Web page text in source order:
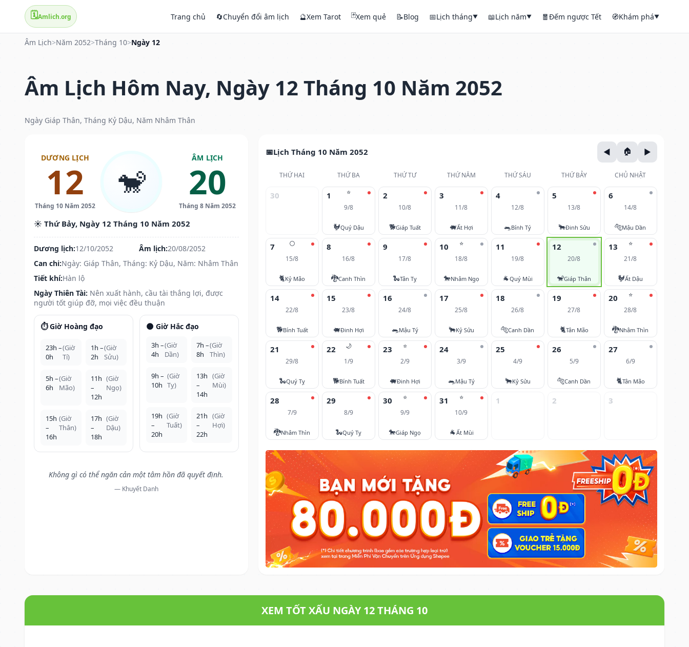
🗓️Amlich.org Trang chủ 🔄Chuyển đổi âm lịch 🔮Xem Tarot 🃏Xem quẻ 📝Blog 📅Lịch tháng▼ 📖Lịch năm▼ 🧧Đếm ngược Tết 🧭Khám phá▼
Âm Lịch>Năm 2052>Tháng 10>Ngày 12
Âm Lịch Hôm Nay, Ngày 12 Tháng 10 Năm 2052
Ngày Giáp Thân, Tháng Kỷ Dậu, Năm Nhâm Thân
DƯƠNG LỊCH
12
Tháng 10 Năm 2052
🐒
ÂM LỊCH
20
Tháng 8 Năm 2052
☀️ Thứ Bảy, Ngày 12 Tháng 10 Năm 2052
Dương lịch:12/10/2052 Âm lịch:20/08/2052
Can chi:Ngày: Giáp Thân, Tháng: Kỷ Dậu, Năm: Nhâm Thân
Tiết khí:Hàn lộ
Ngày Thiên Tài: Nên xuất hành, cầu tài thắng lợi, được
người tốt giúp đỡ, mọi việc đều thuận
⏱️ Giờ Hoàng đạo
23h –
0h
(Giờ
Tí)
1h –
2h
(Giờ
Sửu)
5h –
6h
(Giờ
Mão)
11h
–
12h
(Giờ
Ngọ)
15h
–
16h
(Giờ
Thân)
17h
–
18h
(Giờ
Dậu)
🌑 Giờ Hắc đạo
3h –
4h
(Giờ
Dần)
7h –
8h
(Giờ
Thìn)
9h –
10h
(Giờ
Tỵ)
13h
–
14h
(Giờ
Mùi)
19h
–
20h
(Giờ
Tuất)
21h
–
22h
(Giờ
Hợi)
Không gì có thể ngăn cản một tâm hồn đã quyết định.
— Khuyết Danh
Lịch Tháng 10 Năm 2052
THỨ HAI THỨ BA THỨ TƯ THỨ NĂM THỨ SÁU THỨ BẢY CHỦ NHẬT
30 ⭐
1
9/8
🐓Quý Dậu
2
10/8
🐕Giáp Tuất
3
11/8
🐖Ất Hợi
4
12/8
🐀Bính Tý
5
13/8
🐂Đinh Sửu
6
14/8
🐅Mậu Dần
🌕
7
15/8
🐈Kỷ Mão
8
16/8
🐉Canh Thìn
9
17/8
🐍Tân Tỵ
⭐
10
18/8
🐎Nhâm Ngọ
11
19/8
🐐Quý Mùi
12
20/8
🐒Giáp Thân
⭐
13
21/8
🐓Ất Dậu
14
22/8
🐕Bính Tuất
15
23/8
🐖Đinh Hợi
16
24/8
🐀Mậu Tý
17
25/8
🐂Kỷ Sửu
18
26/8
🐅Canh Dần
19
27/8
🐈Tân Mão
⭐
20
28/8
🐉Nhâm Thìn
21
29/8
🐍Quý Tỵ
🌙
22
1/9
🐕Bính Tuất
⭐
23
2/9
🐖Đinh Hợi
24
3/9
🐀Mậu Tý
25
4/9
🐂Kỷ Sửu
26
5/9
🐅Canh Dần
27
6/9
🐈Tân Mão
28
7/9
🐉Nhâm Thìn
29
8/9
🐍Quý Tỵ
⭐
30
9/9
🐎Giáp Ngọ
⭐
31
10/9
🐐Ất Mùi
1 2 3
XEM TỐT XẤU NGÀY 12 THÁNG 10